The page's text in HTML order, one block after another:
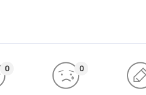
0 0